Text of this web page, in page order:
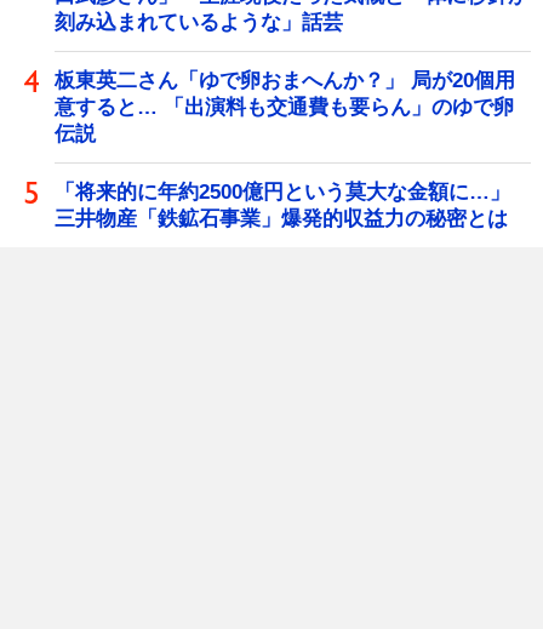
刻み込まれているような」話芸
板東英二さん「ゆで卵おまへんか？」 局が20個用
意すると… 「出演料も交通費も要らん」のゆで卵
伝説
「将来的に年約2500億円という莫大な金額に…」
三井物産「鉄鉱石事業」爆発的収益力の秘密とは